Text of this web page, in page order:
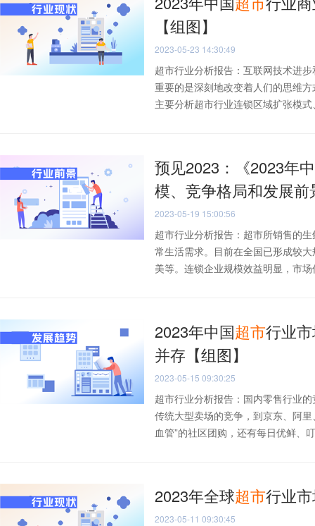
【组图】
2023-05-23 14:30:49
超市行业分析报告：互联网技术进
重要的是深刻地改变着人们的思维
主要分析超市行业连锁区域扩张模
预见2023：《2023年
模、竞争格局和发展前
2023-05-19 15:00:56
超市行业分析报告：超市所销售的
常生活需求。目前在全国已形成较
美等。连锁企业规模效益明显，市
2023年中国超市行业
并存【组图】
2023-05-15 09:30:25
超市行业分析报告：国内零售行业
传统大型卖场的竞争，到京东、阿
血管”的社区团购，还有每日优鲜、
2023年全球超市行业
2023-05-11 09:30:45